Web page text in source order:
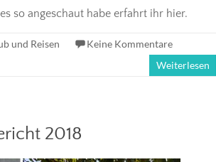
so angeschaut habe erfahrt ihr hier.
und Reisen
Keine Kommentare
Weiterlesen
2018